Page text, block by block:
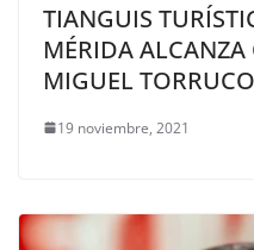
TIANGUIS
MÉRIDA ALCANZA
MIGUEL TORRUCO
19 noviembre, 2021